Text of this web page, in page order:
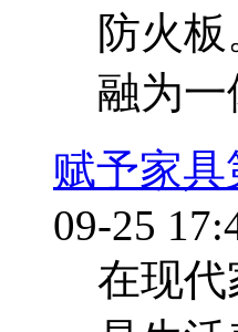
防火
融为
赋予家
09-25
在现